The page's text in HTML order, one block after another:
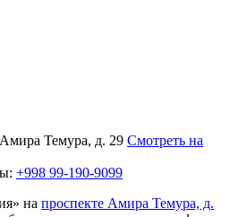
Темура, д. 29 Смотреть на
+998 99-190-9099
на проспекте Амира Темура, д.